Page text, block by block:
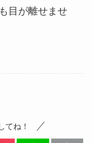
目が離せませ
てね！